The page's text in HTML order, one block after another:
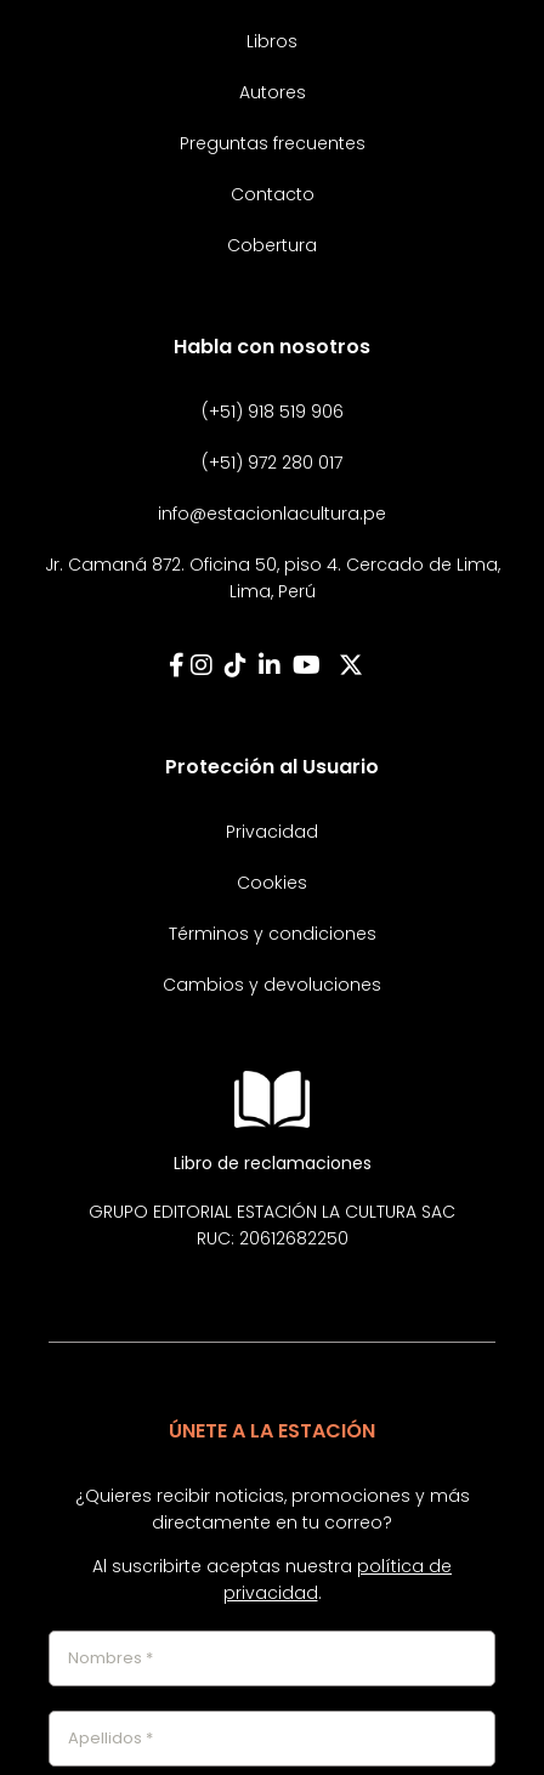
Libros
Autores
Preguntas frecuentes
Contacto
Cobertura
Habla con nosotros
(+51) 918 519 906
(+51) 972 280 017
info@estacionlacultura.pe
Jr. Camaná 872. Oficina 50, piso 4. Cercado de Lima,
Lima, Perú
Protección al Usuario
Privacidad
Cookies
Términos y condiciones
Cambios y devoluciones
Libro de reclamaciones
GRUPO EDITORIAL ESTACIÓN LA CULTURA SAC
RUC: 20612682250
ÚNETE A LA ESTACIÓN
¿Quieres recibir noticias, promociones y más
directamente en tu correo?
Al suscribirte aceptas nuestra política de
privacidad.